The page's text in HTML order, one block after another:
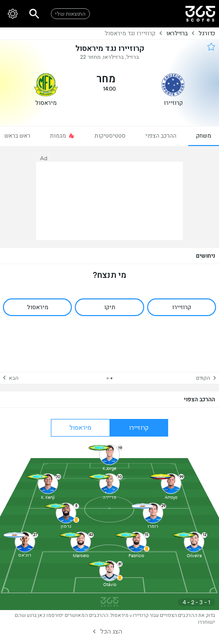
התוצאות שלי
כדורגל ברזילראו קרוזיירו נגד מיראסול
קרוזיירו נגד מיראסול
ברזיל, ברזילראו, מחזור 22
קרוזיירו
מחר
14:00
מיראסול
משחק ההרכב הצפוי סטטיסטיקות מגמות ראש בראש
Ad
ניחושים
מי תנצח?
קרוזיירו תיקו מיראסול
הקודם הבא
ההרכב הצפוי
קרוזיירו מיראסול
4 - 2 - 3 - 1
81
Otávio
12
Oliveira
15
Fabrício
43
Marcelo
27
רוג'אס
29
רומרו
8
גרסון
99
Arroyo
10
פריירה
70
K. Kenji
19
K.Jorge
בדוק את ההרכבים הצפויים עבור קרוזיירו v מיראסול. ההרכבים המאושרים יפורסמו כאן ברגע שהם
ישוחררו
הצג הכל